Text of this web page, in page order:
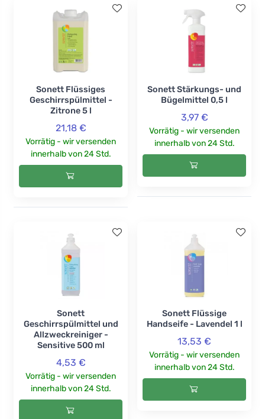
Sonett Flüssiges
Geschirrspülmittel -
Zitrone 5 l
21,18 €
Vorrätig - wir versenden
innerhalb von 24 Std.
Sonett Stärkungs- und
Bügelmittel 0,5 l
3,97 €
Vorrätig - wir versenden
innerhalb von 24 Std.
Sonett
Geschirrspülmittel und
Allzweckreiniger -
Sensitive 500 ml
4,53 €
Vorrätig - wir versenden
innerhalb von 24 Std.
Sonett Flüssige
Handseife - Lavendel 1 l
13,53 €
Vorrätig - wir versenden
innerhalb von 24 Std.